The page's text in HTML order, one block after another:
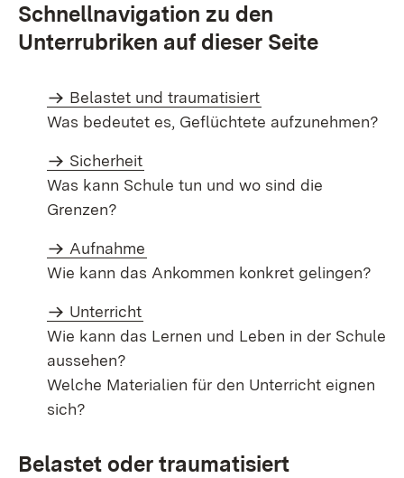
Schnellnavigation zu den
Unterrubriken auf dieser Seite
Belastet und traumatisiert
Was bedeutet es, Geflüchtete aufzunehmen?
Sicherheit
Was kann Schule tun und wo sind die
Grenzen?
Aufnahme
Wie kann das Ankommen konkret gelingen?
Unterricht
Wie kann das Lernen und Leben in der Schule
aussehen?
Welche Materialien für den Unterricht eignen
sich?
Belastet oder traumatisiert